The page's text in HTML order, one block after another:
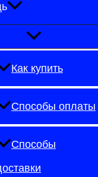
Как купить
Способы оплаты
Способы